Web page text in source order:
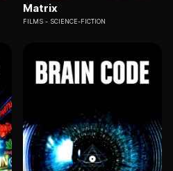
Matrix
FILMS SCIENCE-FICTION